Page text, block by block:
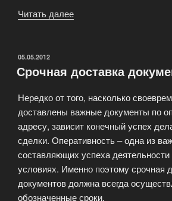
Читать далее
ОПУБЛИКОВАНО
05.05.2012
Срочная доставка
Нередко от того, насколько
доставлены важные документы по
адресу, зависит конечный успех
сделки. Оперативность – одна из
составляющих успеха
условиях. Именно поэтому срочная
документов должна всегда
обозначенные сроки.